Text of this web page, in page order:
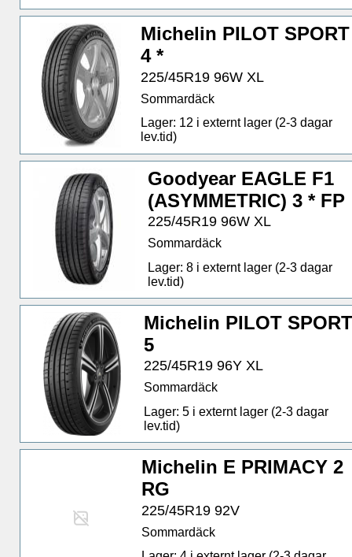
Michelin PILOT SPORT
4 *
225/45R19 96W XL
Sommardäck
Lager: 12 i externt lager (2-3 dagar
lev.tid)
Goodyear EAGLE F1
(ASYMMETRIC) 3 * FP
225/45R19 96W XL
Sommardäck
Lager: 8 i externt lager (2-3 dagar
lev.tid)
Michelin PILOT SPORT
5
225/45R19 96Y XL
Sommardäck
Lager: 5 i externt lager (2-3 dagar
lev.tid)
Michelin E PRIMACY 2
RG
225/45R19 92V
Sommardäck